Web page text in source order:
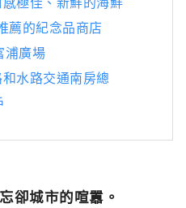
後面還有一家咖啡
和購物之間休息一下。 它還
中心」出售蔬
加工產品和海鮮。 在“房總
所有原料都可以在這裡找
。 享受從餐飲到紀
8個， 還有自行車架和碼頭跑
薦的紀念品商店
浦廣場
水路交通南房總
卻城市的喧囂。